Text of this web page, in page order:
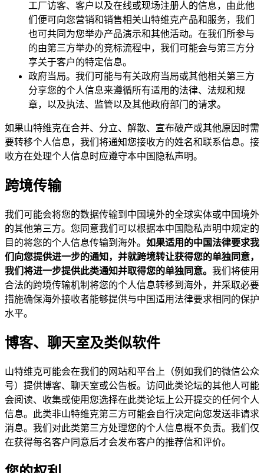
工厂访客、客户以及在线或现场注册人的信息，由此他
们便可向您营销和销售相关山特维克产品和服务，我们
也可共同为您举办产品演示和其他活动。在我们所参与
的由第三方举办的竞标流程中，我们可能会与第三方分
享关于客户的特定信息。
政府当局。我们可能与有关政府当局或其他相关第三方
分享您的个人信息来遵循所有适用的法律、法规和规
章，以及执法、监管以及其他政府部门的请求。
如果山特维克在合并、分立、解散、宣布破产或其他原因时需
要转移个人信息，我们将通知您接收方的姓名和联系信息。接
收方在处理个人信息时应遵守本中国隐私声明。
跨境传输
我们可能会将您的数据传输到中国境外的全球实体或中国境外
的其他第三方。您同意我们可以根据本中国隐私声明中规定的
目的将您的个人信息传输到海外。 如果适用的中国法律要求我
们向您提供进一步的通知，并就跨境转让获得您的单独同意，
我们将进一步提供此类通知并取得您的单独同意。 我们将使用
合法的跨境传输机制将您的个人信息转移到海外，并采取必要
措施确保海外接收者能够提供与中国适用法律要求相同的保护
水平。
博客、聊天室及类似软件
山特维克可能会在我们的网站和平台上（例如我们的微信公众
号）提供博客、聊天室或公告板。访问此类论坛的其他人可能
会阅读、收集或使用您选择在此类论坛上公开提交的任何个人
信息。此类非山特维克第三方可能会自行决定向您发送非请求
消息。我们对此类第三方处理您的个人信息概不负责。我们仅
在获得每名客户同意后才会发布客户的推荐信和评价。